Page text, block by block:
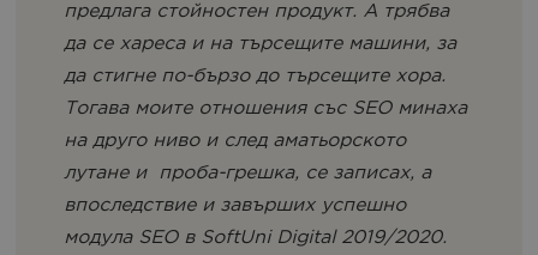
предлага стойностен продукт. А трябва
да се хареса и на търсещите машини, за
да стигне по-бързо до търсещите хора.
Тогава моите отношения със SEO минаха
на друго ниво и след аматьорското
лутане и проба-грешка, се записах, а
впоследствие и завърших успешно
модула SEO в SoftUni Digital 2019/2020.